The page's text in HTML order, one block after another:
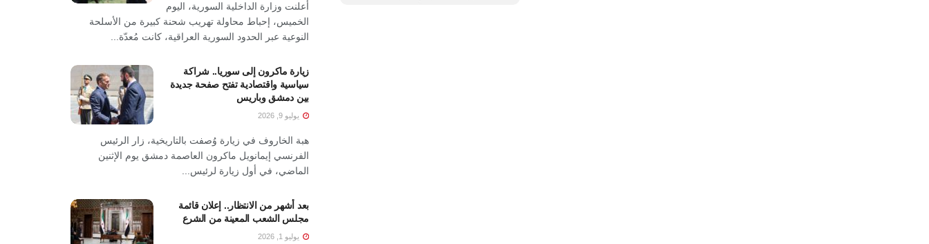
أعلنت وزارة الداخلية السورية، اليوم
الخميس، إحباط محاولة تهريب شحنة كبيرة من الأسلحة
النوعية عبر الحدود السورية العراقية، كانت مُعدّة...
زيارة ماكرون إلى سوريا.. شراكة
سياسية واقتصادية تفتح صفحة جديدة
بين دمشق وباريس
يوليو 9, 2026
هبة الخاروف في زيارة وُصفت بالتاريخية، زار الرئيس
الفرنسي إيمانويل ماكرون العاصمة دمشق يوم الإثنين
الماضي، في أول زيارة لرئيس...
بعد أشهر من الانتظار.. إعلان قائمة
مجلس الشعب المعينة من الشرع
يوليو 1, 2026